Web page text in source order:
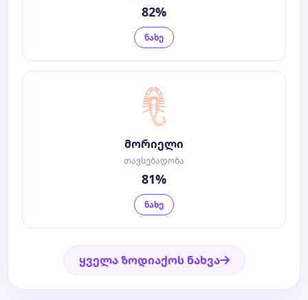
82%
ნახე
მორიელი
თავსებადობა
81%
ნახე
ყველა ზოდიაქოს ნახვა